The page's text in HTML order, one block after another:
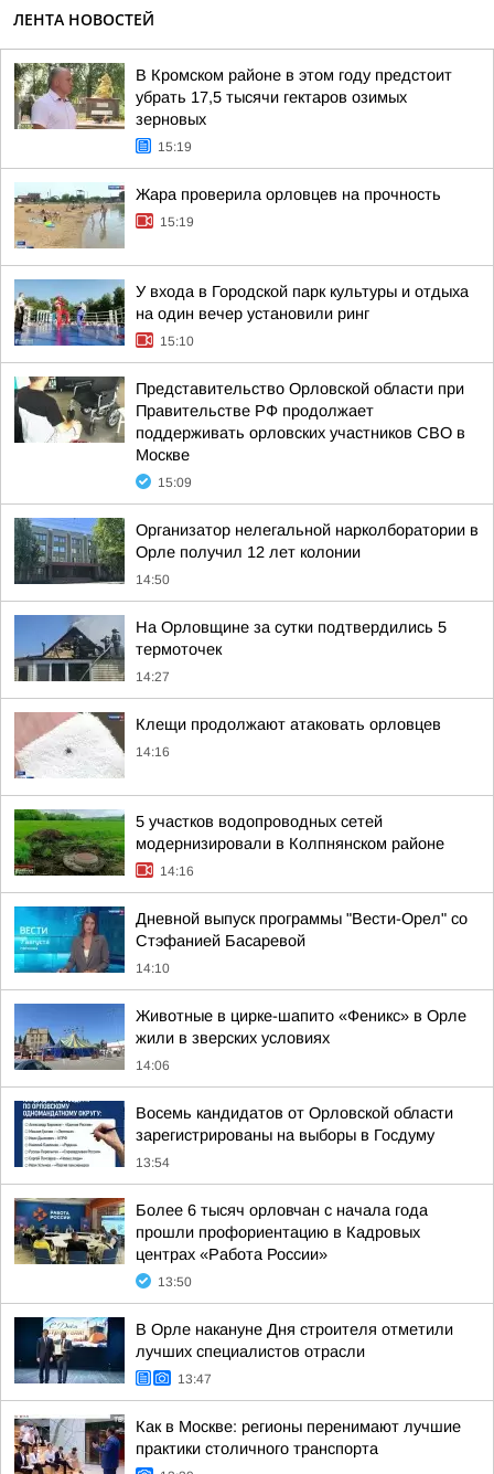
ЛЕНТА НОВОСТЕЙ
В Кромском районе в этом году предстоит
убрать 17,5 тысячи гектаров озимых
зерновых
15:19
Жара проверила орловцев на прочность
15:19
У входа в Городской парк культуры и отдыха
на один вечер установили ринг
15:10
Представительство Орловской области при
Правительстве РФ продолжает
поддерживать орловских участников СВО в
Москве
15:09
Организатор нелегальной нарколборатории в
Орле получил 12 лет колонии
14:50
На Орловщине за сутки подтвердились 5
термоточек
14:27
Клещи продолжают атаковать орловцев
14:16
5 участков водопроводных сетей
модернизировали в Колпнянском районе
14:16
Дневной выпуск программы "Вести-Орел" со
Стэфанией Басаревой
14:10
Животные в цирке-шапито «Феникс» в Орле
жили в зверских условиях
14:06
Восемь кандидатов от Орловской области
зарегистрированы на выборы в Госдуму
13:54
Более 6 тысяч орловчан с начала года
прошли профориентацию в Кадровых
центрах «Работа России»
13:50
В Орле накануне Дня строителя отметили
лучших специалистов отрасли
13:47
Как в Москве: регионы перенимают лучшие
практики столичного транспорта